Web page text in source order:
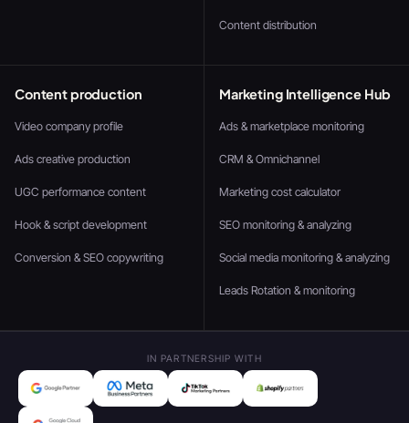
Content distribution
Content production
Video company profile
Ads creative production
UGC performance content
Hook & script development
Conversion & SEO copywriting
Marketing Intelligence Hub
Ads & marketplace monitoring
CRM & Omnichannel
Marketing cost calculator
SEO monitoring & analyzing
Social media monitoring & analyzing
Leads Rotation & monitoring
IN PARTNERSHIP WITH